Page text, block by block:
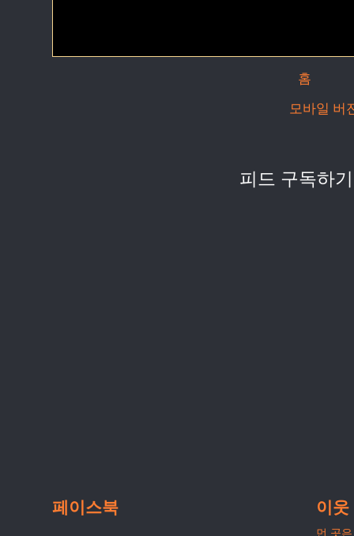
홈
모바일 버
피드 구독하
페이스북 이웃
먼 곳